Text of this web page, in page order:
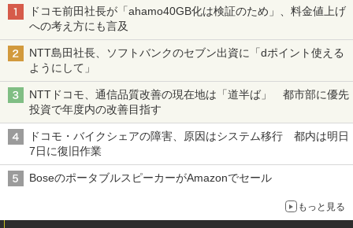
ドコモ前田社長が「ahamo40GB化は検証のため」、料金値上げ
への考え方にも言及
NTT島田社長、ソフトバンクのセブン出資に「dポイント使える
ようにして」
NTTドコモ、通信品質改善の現在地は「道半ば」 都市部に優先
投資で年度内の改善目指す
ドコモ・バイクシェアの障害、原因はシステム移行 都内は明日
7日に復旧作業
BoseのポータブルスピーカーがAmazonでセール
もっと見る